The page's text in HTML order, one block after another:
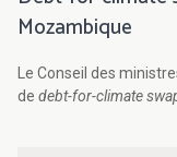
Mozambique
Le Conseil des
de debt-for-climate